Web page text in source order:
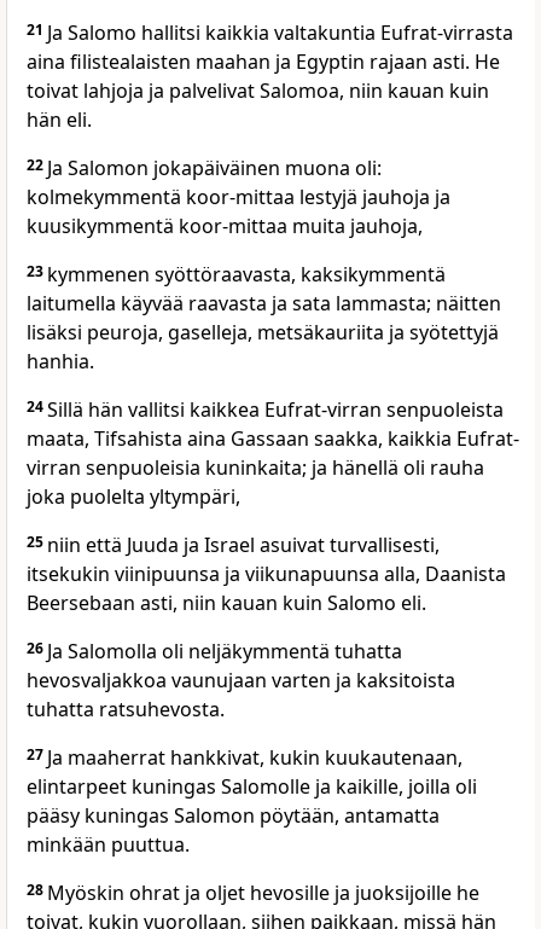
21 Ja Salomo hallitsi kaikkia valtakuntia Eufrat-virrasta
aina filistealaisten maahan ja Egyptin rajaan asti. He
toivat lahjoja ja palvelivat Salomoa, niin kauan kuin
hän eli.
22 Ja Salomon jokapäiväinen muona oli:
kolmekymmentä koor-mittaa lestyjä jauhoja ja
kuusikymmentä koor-mittaa muita jauhoja,
23 kymmenen syöttöraavasta, kaksikymmentä
laitumella käyvää raavasta ja sata lammasta; näitten
lisäksi peuroja, gaselleja, metsäkauriita ja syötettyjä
hanhia.
24Sillä hän vallitsi kaikkea Eufrat-virran senpuoleista
maata, Tifsahista aina Gassaan saakka, kaikkia Eufrat-
virran senpuoleisia kuninkaita; ja hänellä oli rauha
joka puolelta yltympäri,
25 niin että Juuda ja Israel asuivat turvallisesti,
itsekukin viinipuunsa ja viikunapuunsa alla, Daanista
Beersebaan asti, niin kauan kuin Salomo eli.
26 Ja Salomolla oli neljäkymmentä tuhatta
hevosvaljakkoa vaunujaan varten ja kaksitoista
tuhatta ratsuhevosta.
27 Ja maaherrat hankkivat, kukin kuukautenaan,
elintarpeet kuningas Salomolle ja kaikille, joilla oli
pääsy kuningas Salomon pöytään, antamatta
minkään puuttua.
28 Myöskin ohrat ja oljet hevosille ja juoksijoille he
toivat, kukin vuorollaan, siihen paikkaan, missä hän